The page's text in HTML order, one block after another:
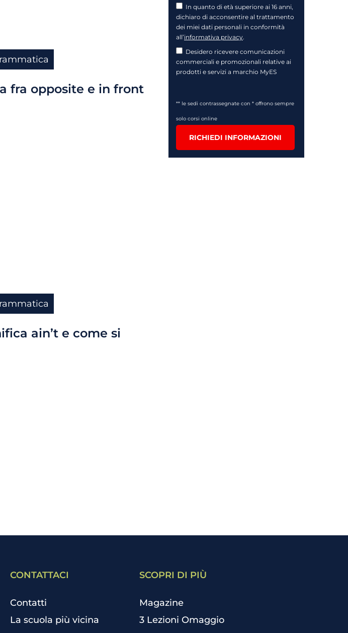
fra opposite e in front
ain’t e come si
In quanto di età superiore ai 16 anni,
dichiaro di acconsentire al trattamento
dei miei dati personali in conformità
all’informativa privacy.
Desidero ricevere comunicazioni
commerciali e promozionali relative ai
prodotti e servizi a marchio MyES
** le sedi contrassegnate con * offrono sempre
solo corsi online
RICHIEDI INFORMAZIONI
CONTATTACI
Contatti
La scuola più vicina
SCOPRI DI PIÙ
Magazine
3 Lezioni Omaggio